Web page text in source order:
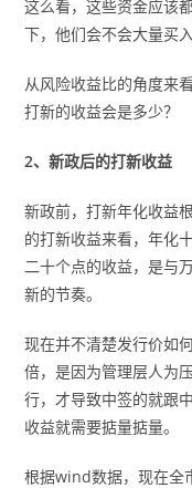
这么看，这些资金应该
下，他们会不会大量买
从风险收益比的角度来
打新的收益会是多少？
2、新政后的打新收益
新政前，打新年化收益
的打新收益来看，年化
二十个点的收益，是与
新的节奏。
现在并不清楚发行价如
倍，是因为管理层人为
行，才导致中签的就跟
收益就需要掂量掂量。
根据wind数据，现在全